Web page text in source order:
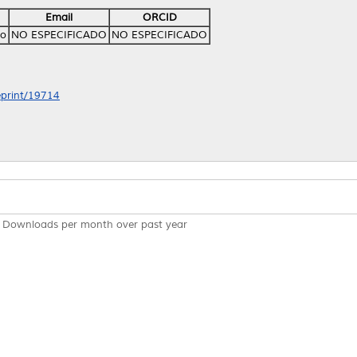
Email
ORCID
NO ESPECIFICADO NO ESPECIFICADO
19714
Downloads per month over past year